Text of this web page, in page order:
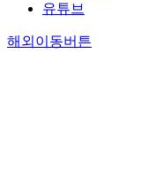
유튜브
해외이동버튼